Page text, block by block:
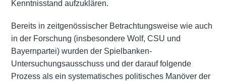
Kenntnisstand aufzuklären.
Bereits in zeitgenössischer Betrachtungsweise wie auch
in der Forschung (insbesondere Wolf, CSU und
Bayernpartei) wurden der Spielbanken-
Untersuchungsausschuss und der darauf folgende
Prozess als ein systematisches politisches Manöver der